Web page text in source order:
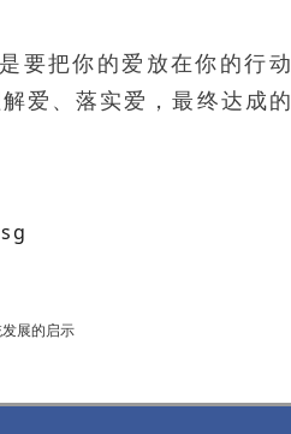
要把你的爱放在你的行动
爱、落实爱，最终达成的
展的启示